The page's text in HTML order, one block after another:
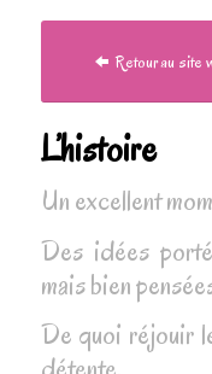
Retour au site
L’histoire
Un excellent
Des idées
mais bien
De quoi réjouir